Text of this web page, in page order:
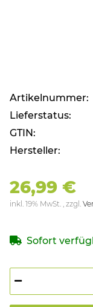
Artikelnummer:
Lieferstatus:
GTIN:
Hersteller:
26,99 €
inkl. 19% MwSt. , zzgl.
Sofort